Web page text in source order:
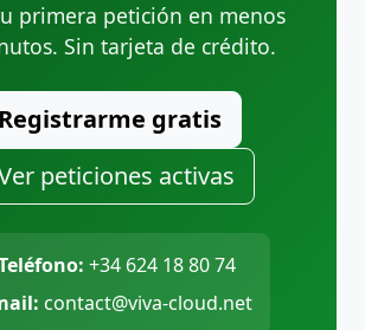
primera petición en menos
Sin tarjeta de crédito.
Registrarme gratis
peticiones activas
+34 624 18 80 74
contact@viva-cloud.net